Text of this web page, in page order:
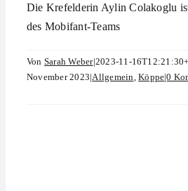
Die Krefelderin Aylin Colakoglu
des Mobifant-Teams
Von Sarah Weber|2023-11-
November 2023|Allgemein,Köppe|0